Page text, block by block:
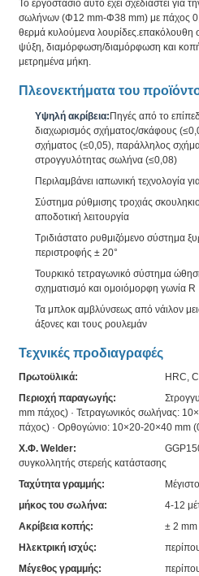
Το εργοστάσιο αυτό έχει σχεδιαστεί για
σωλήνων (Φ12 mm-Φ38 mm) με πάχος
θερμά κυλούμενα
ψύξη, διαμόρφωση/διαμόρφωση και
μετρημένα μήκη.
Πλεονεκτήματα του
Υψηλή ακρίβεια:Πηγές από το
διαχωρισμός σχήματος/σκάφους
σχήματος (≤0,05), παράλληλος
στρογγυλότητας σωλήνα (≤0,08)
Περιλαμβάνει ιαπωνική τεχνολογία
Σύστημα ρύθμισης τροχιάς
αποδοτική λειτουργία
Τριδιάστατο ρυθμιζόμενο σύστημα
περιστροφής ± 20°
Τουρκικό τετραγωνικό σύστημα
σχηματισμό και ομοιόμορφη γωνία R
Τα μπλοκ αμβλύνσεως από νάιλον
άξονες και τους ρουλεμάν
Τεχνικές προδιαγραφές
Πρωτοϋλικά:
HRC,
Περιοχή παραγωγής:
mm πάχος) · Τετραγωνικός σωλήνας:
πάχος) · Ορθογώνιο: 10×20-20×40 mm
Χ.Φ. Welder:
συγκολλητής στερεής κατάστασης
Ταχύτητα γραμμής:
μήκος του σωλήνα:
4-12
Ακρίβεια κοπής:
± 2
Ηλεκτρική ισχύς:
Μέγεθος γραμμής: